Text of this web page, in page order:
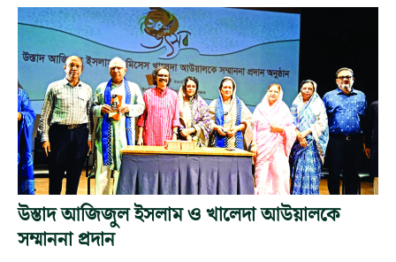
উস্তাদ আজিজুল ইসলাম ও খালেদা আউয়ালকে
সম্মাননা প্রদান